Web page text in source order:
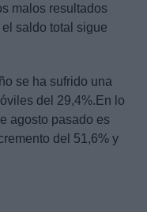
malos resultados
saldo total sigue
se ha sufrido una
del 29,4%.En lo
agosto pasado es
del 51,6% y